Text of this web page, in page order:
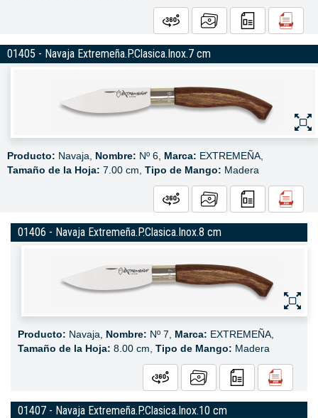
01405 - Navaja Extremeña.P.Clasica.Inox.7 cm
Producto: Navaja, Nombre: Nº 6, Marca: EXTREMEÑA,
Tamaño de la Hoja: 7.00 cm, Tipo de Mango: Madera
01406 - Navaja Extremeña.P.Clasica.Inox.8 cm
Producto: Navaja, Nombre: Nº 7, Marca: EXTREMEÑA,
Tamaño de la Hoja: 8.00 cm, Tipo de Mango: Madera
01407 - Navaja Extremeña.P.Clasica.Inox.10 cm